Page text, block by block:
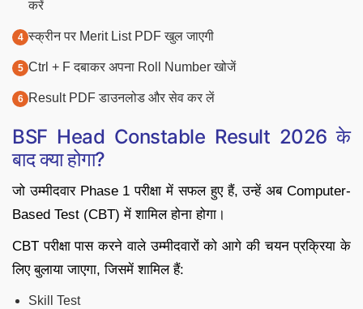
करें
स्क्रीन पर Merit List PDF खुल जाएगी
Ctrl + F दबाकर अपना Roll Number खोजें
Result PDF डाउनलोड और सेव कर लें
BSF Head Constable Result 2026 के
बाद क्या होगा?
जो उम्मीदवार Phase 1 परीक्षा में सफल हुए हैं, उन्हें अब Computer-
Based Test (CBT) में शामिल होना होगा।
CBT परीक्षा पास करने वाले उम्मीदवारों को आगे की चयन प्रक्रिया के
लिए बुलाया जाएगा, जिसमें शामिल हैं:
Skill Test